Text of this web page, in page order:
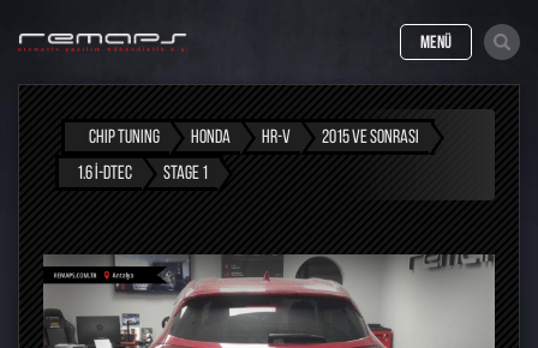
MENÜ
CHIP TUNING HONDA HR-V
2015 VE SONRASI
1.6 I-DTEC
STAGE 1